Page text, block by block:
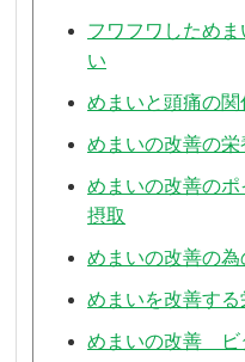
フワフワしため
い
めまいと頭痛の関
めまいの改善の
めまいの改善の
摂取
めまいの改善の
めまいを改善す
めまいの改善 ビ